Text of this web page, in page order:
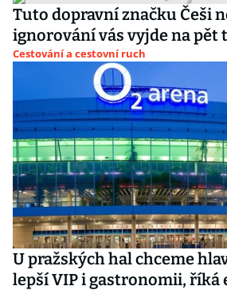
Tuto dopravní značku Češi
ignorování vás vyjde na pět
Cestování a cestovní ruch
U pražských hal chceme
lepší VIP i gastronomii, říká